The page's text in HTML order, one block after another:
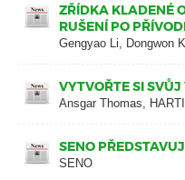
ZŘÍDKA KLADENÉ
RUŠENÍ PO
Gengyao Li, Dongwon
VYTVOŘTE SI
Ansgar Thomas,
SENO
SENO